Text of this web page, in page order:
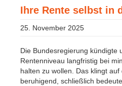
Ihre Rente selbst in
25. November 2025
Die Bundesregierung kündigte
Rentenniveau langfristig bei
halten zu wollen. Das klingt
beruhigend, schließlich